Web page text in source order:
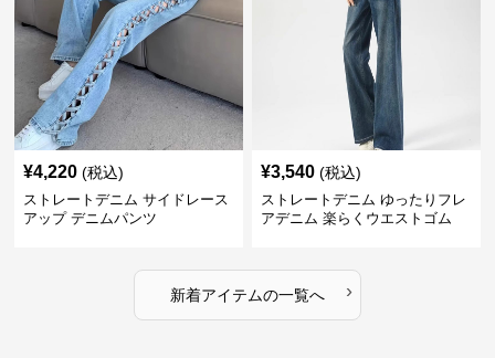
¥4,220 (税込)
ストレートデニム サイドレース
アップ デニムパンツ
¥3,540 (税込)
ストレートデニム ゆったりフレ
アデニム 楽らくウエストゴム
新着アイテムの一覧へ ›